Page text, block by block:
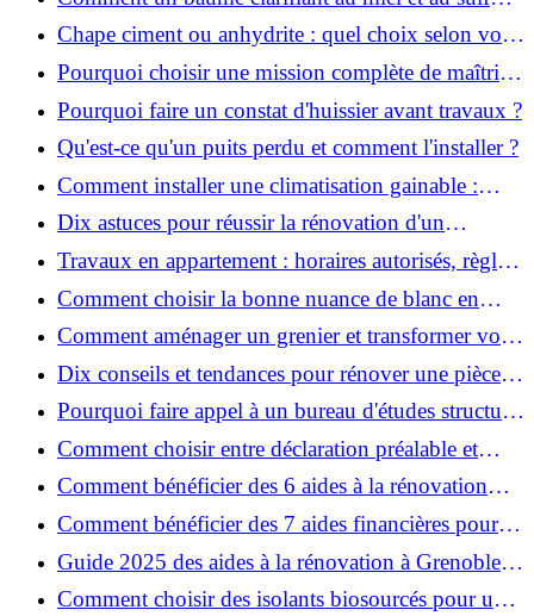
peut-il purifier la peau ?
Chape ciment ou anhydrite : quel choix selon votre
projet ?
Pourquoi choisir une mission complète de maîtrise
d’œuvre pour réussir vos projets?
Pourquoi faire un constat d'huissier avant travaux ?
Qu'est-ce qu'un puits perdu et comment l'installer ?
Comment installer une climatisation gainable :
coût, étapes et conseils ?
Dix astuces pour réussir la rénovation d'un
appartement
Travaux en appartement : horaires autorisés, règles
et bonnes pratiques
Comment choisir la bonne nuance de blanc en
décoration et éviter les pièges ?
Comment aménager un grenier et transformer vos
combles en espace habitable ?
Dix conseils et tendances pour rénover une pièce
de la maison
Pourquoi faire appel à un bureau d'études structure
pour garantir la sécurité de vos rénovations ?
Comment choisir entre déclaration préalable et
permis de construire pour vos travaux ?
Comment bénéficier des 6 aides à la rénovation
énergétique à Grenoble ?
Comment bénéficier des 7 aides financières pour la
rénovation énergétique à Voiron ?
Guide 2025 des aides à la rénovation à Grenoble et
Voiron : MaPrimeRénov’, CEE, aides locales
Comment choisir des isolants biosourcés pour une